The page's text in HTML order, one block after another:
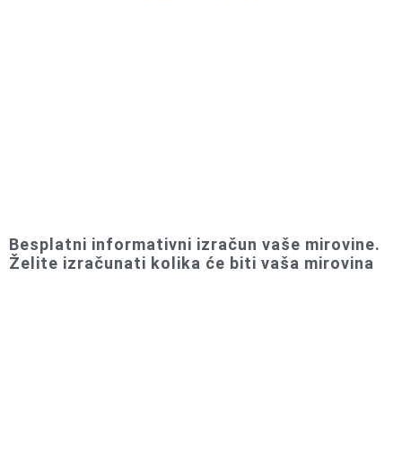
Besplatni informativni izračun vaše mirovine.
Želite izračunati kolika će biti vaša mirovina